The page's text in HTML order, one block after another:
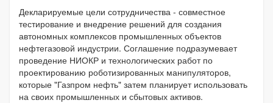
Декларируемые цели сотрудничества - совместное
тестирование и внедрение решений для создания
автономных комплексов промышленных объектов
нефтегазовой индустрии. Соглашение подразумевает
проведение НИОКР и технологических работ по
проектированию роботизированных манипуляторов,
которые "Газпром нефть" затем планирует использовать
на своих промышленных и сбытовых активов.